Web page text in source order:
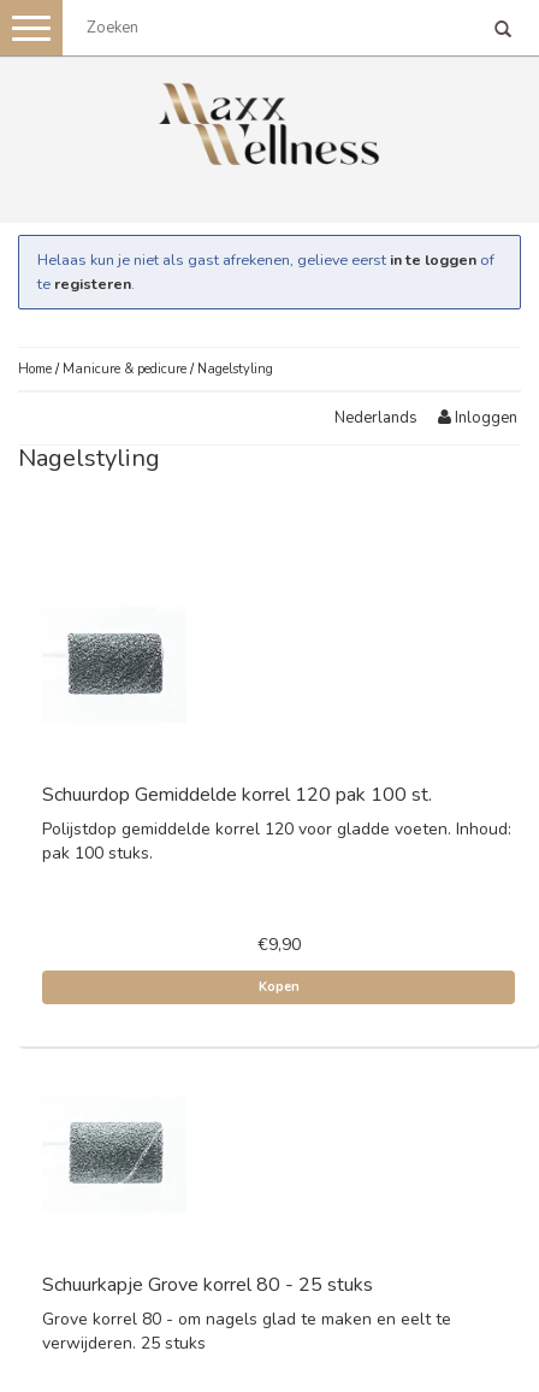
Toggle
navigation
Helaas kun je niet als gast afrekenen, gelieve eerst in te loggen of
te registeren.
Home / Manicure & pedicure / Nagelstyling
Nederlands Inloggen
Nagelstyling
Schuurdop Gemiddelde korrel 120 pak 100 st.
Polijstdop gemiddelde korrel 120 voor gladde voeten. Inhoud:
pak 100 stuks.
€9,90
Kopen
Schuurkapje Grove korrel 80 - 25 stuks
Grove korrel 80 - om nagels glad te maken en eelt te
verwijderen. 25 stuks